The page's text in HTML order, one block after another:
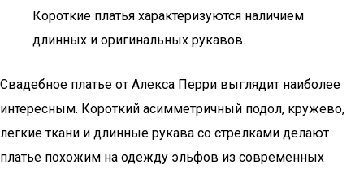
Короткие платья характеризуются наличием
длинных и оригинальных рукавов.
Свадебное платье от Алекса Перри выглядит наиболее
интересным. Короткий асимметричный подол, кружево,
легкие ткани и длинные рукава со стрелками делают
платье похожим на одежду эльфов из современных